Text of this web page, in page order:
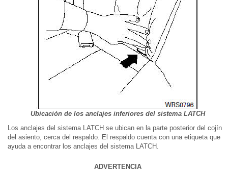
Ubicación de los anclajes inferiores del sistema LATCH
Los anclajes del sistema LATCH se ubican en la parte posterior del cojín
del asiento, cerca del respaldo. El respaldo cuenta con una etiqueta que
ayuda a encontrar los anclajes del sistema LATCH.
ADVERTENCIA